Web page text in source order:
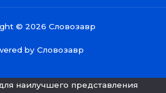
© 2026 Словозавр
by Словозавр
наилучшего представления